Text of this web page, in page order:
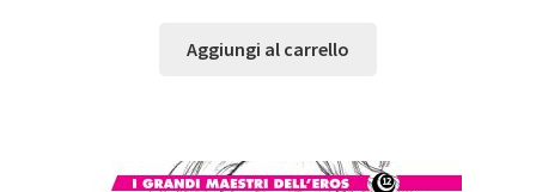
Aggiungi al carrello